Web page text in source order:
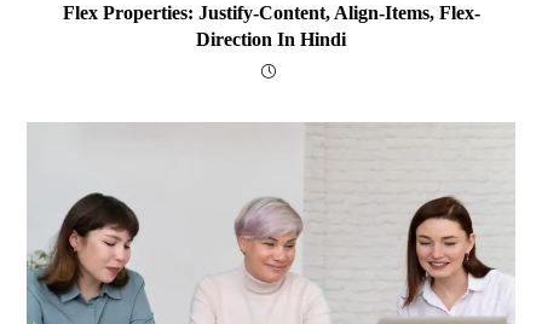
Flex Properties: Justify-Content, Align-Items, Flex-
Direction In Hindi